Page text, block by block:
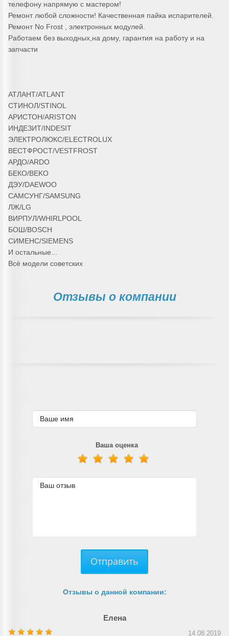
телефону напрямую с мастером!
Ремонт любой сложности! Качественная пайка испарителей.
Ремонт No Frost , электронных модулей.
Работаем без выходных,на дому, гарантия на работу и на
запчасти
АТЛАНТ/ATLANT
СТИНОЛ/STINOL
АРИСТОН/ARISTON
ИНДЕЗИТ/INDESIT
ЭЛЕКТРОЛЮКС/ELECTROLUX
ВЕСТФРОСТ/VESTFROST
АРДО/ARDO
БЕКО/BEKO
ДЭУ/DAEWOO
САМСУНГ/SAMSUNG
ЛЖ/LG
ВИРПУЛ/WHIRLPOOL
БОШ/BOSCH
СИМЕНС/SIEMENS
И остальные...
Всё модели советских
Отзывы о компании
Ваша оценка
Отправить
Отзывы о данной компании:
Елена
14.08.2019